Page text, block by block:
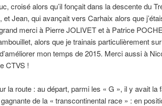
croisé alors qu’il fonçait dans la descente du
et Jean, qui avançait vers Carhaix alors que
merci à Pierre JOLIVET et à Patrice
alors que je trainais particulièrement
mon temps de 2015. Merci aussi à
CTVS !
la route : au départ, parmi les « G », il y avait la
de la « transcontinental race » : en